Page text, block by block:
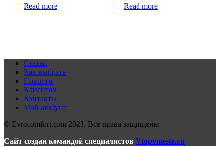
Read more Read more
Статьи
Как выбрать
Новости
Клиентам
Контакты
Мой аккаунт
© Evrocomfort.com 2023. Все права защищены
Сайт создан командой специалистов Vtopvmeste.ru